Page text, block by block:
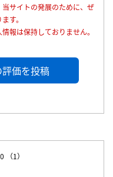
サイトの発展のために、ぜ
す。
報は保持しておりません。
価を投稿
（1）